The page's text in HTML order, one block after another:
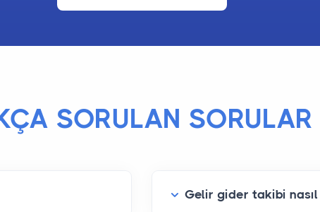
SORULAN SORULAR
Gelir gider takibi nasıl